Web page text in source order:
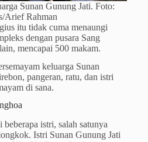
Sunan Gunung Jati. Foto:
Arief Rahman
itu tidak cuma menaungi
dengan pusara Sang
mencapai 500 makam.
keluarga Sunan
pangeran, ratu, dan istri
di sana.
istri, salah satunya
Istri Sunan Gunung Jati